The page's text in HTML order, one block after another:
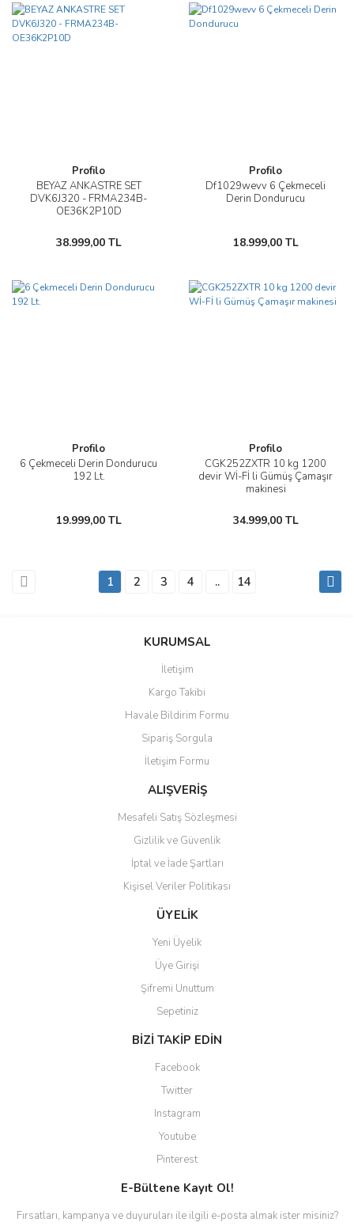
Profilo
BEYAZ ANKASTRE SET
DVK6J320 - FRMA234B-
OE36K2P10D
38.999,00 TL
Profilo
Df1029wevv 6 Çekmeceli
Derin Dondurucu
18.999,00 TL
Profilo
6 Çekmeceli Derin Dondurucu
192 Lt.
19.999,00 TL
Profilo
CGK252ZXTR 10 kg 1200
devir Wİ-Fİ li Gümüş Çamaşır
makinesi
34.999,00 TL
1 2 3 4 .. 14
KURUMSAL
İletişim
Kargo Takibi
Havale Bildirim Formu
Sipariş Sorgula
İletişim Formu
ALIŞVERİŞ
Mesafeli Satış Sözleşmesi
Gizlilik ve Güvenlik
İptal ve İade Şartları
Kişisel Veriler Politikası
ÜYELİK
Yeni Üyelik
Üye Girişi
Şifremi Unuttum
Sepetiniz
BİZİ TAKİP EDİN
Facebook
Twitter
Instagram
Youtube
Pinterest
E-Bültene Kayıt Ol!
Fırsatları, kampanya ve duyuruları ile ilgili e-posta almak ister misiniz?